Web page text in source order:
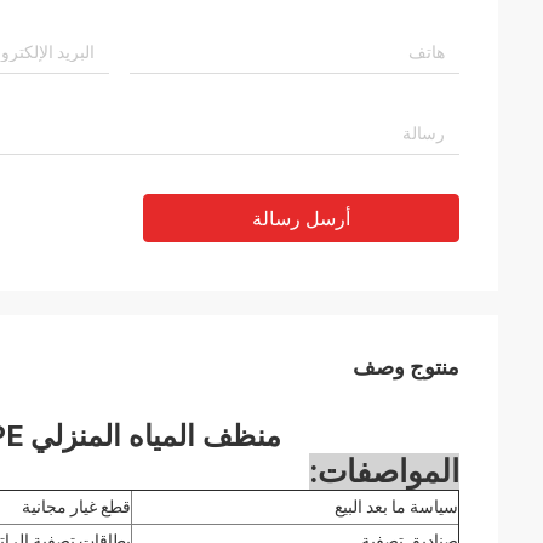
أرسل رسالة
منتوج وصف
منظف المياه المنزلي SPE الغني بالهيدروجين OEM ODM
المواصفات:
سياسة ما بعد البيع
قطع غيار مجانية